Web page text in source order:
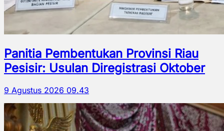
Panitia Pembentukan Provinsi Riau
Pesisir: Usulan Diregistrasi Oktober
9 Agustus 2026 09.43